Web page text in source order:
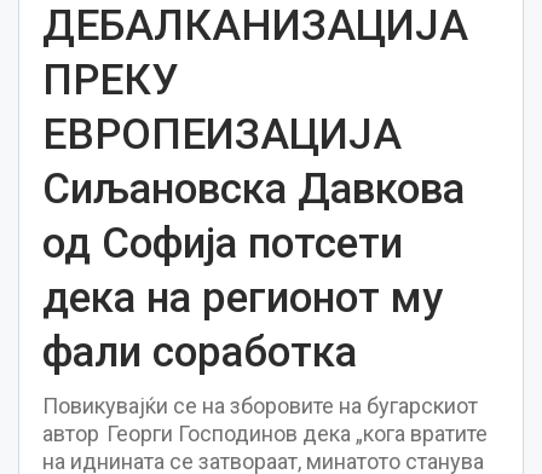
ДЕБАЛКАНИЗАЦИЈА
ПРЕКУ
ЕВРОПЕИЗАЦИЈА
Сиљановска Давкова
од Софија потсети
дека на регионот му
фали соработка
Повикувајќи се на зборовите на бугарскиот
автор Георги Господинов дека „кога вратите
на иднината се затвораат, минатото станува